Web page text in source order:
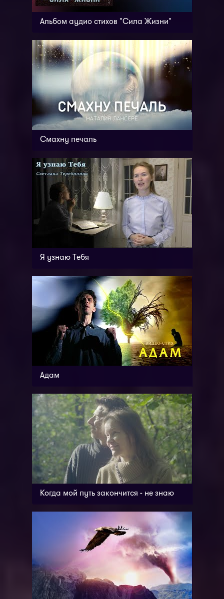
Альбом аудио стихов "Сила Жизни"
Смахну печаль
Я узнаю Тебя
Адам
Когда мой путь закончится - не знаю